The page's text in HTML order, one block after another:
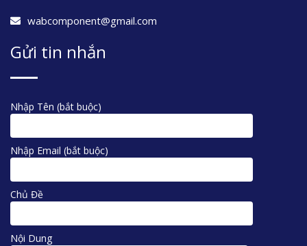
wabcomponent@gmail.com
Gửi tin nhắn
Nhập Tên (bắt buộc)
Nhập Email (bắt buộc)
Chủ Đề
Nội Dung